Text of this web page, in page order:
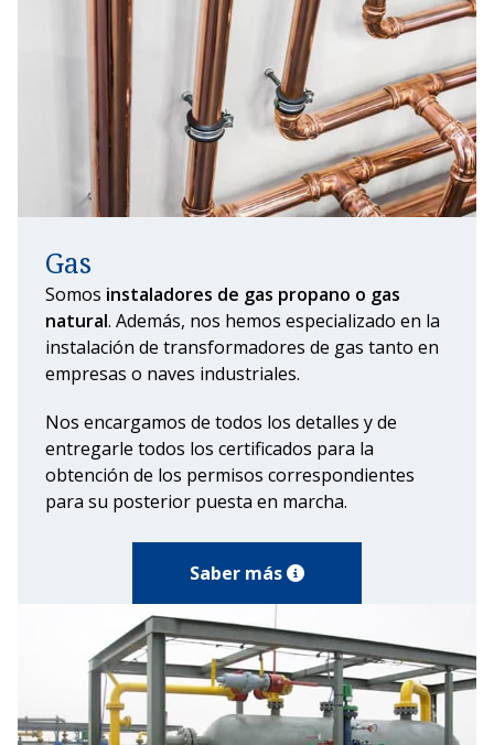
Gas
Somos instaladores de gas propano o gas
natural. Además, nos hemos especializado en la
instalación de transformadores de gas tanto en
empresas o naves industriales.
Nos encargamos de todos los detalles y de
entregarle todos los certificados para la
obtención de los permisos correspondientes
para su posterior puesta en marcha.
Saber más